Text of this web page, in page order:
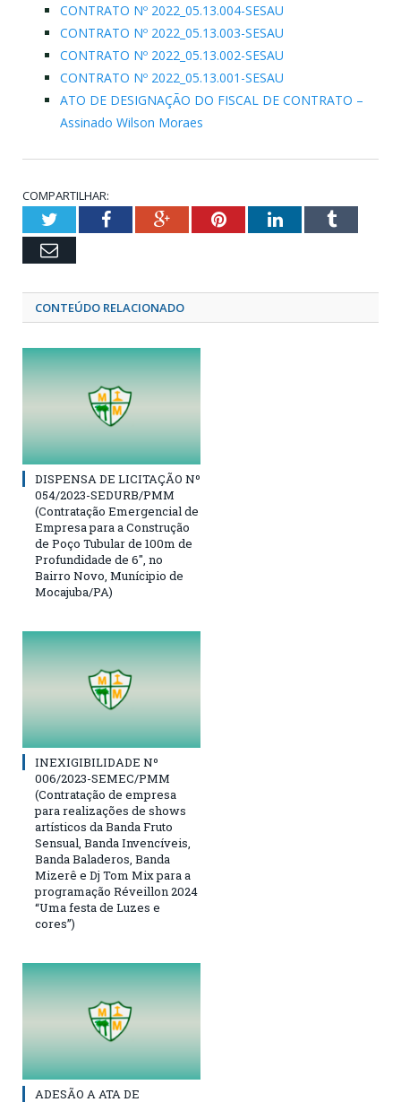
CONTRATO Nº 2022_05.13.004-SESAU
CONTRATO Nº 2022_05.13.003-SESAU
CONTRATO Nº 2022_05.13.002-SESAU
CONTRATO Nº 2022_05.13.001-SESAU
ATO DE DESIGNAÇÃO DO FISCAL DE CONTRATO –
Assinado Wilson Moraes
COMPARTILHAR:
TwitterFacebookGoogle+PinterestLinkedInTumblr
Email
CONTEÚDO RELACIONADO
DISPENSA DE LICITAÇÃO Nº
054/2023-SEDURB/PMM
(Contratação Emergencial de
Empresa para a Construção
de Poço Tubular de 100m de
Profundidade de 6″, no
Bairro Novo, Munícipio de
Mocajuba/PA)
INEXIGIBILIDADE Nº
006/2023-SEMEC/PMM
(Contratação de empresa
para realizações de shows
artísticos da Banda Fruto
Sensual, Banda Invencíveis,
Banda Baladeros, Banda
Mizerê e Dj Tom Mix para a
programação Réveillon 2024
“Uma festa de Luzes e
cores”)
ADESÃO A ATA DE